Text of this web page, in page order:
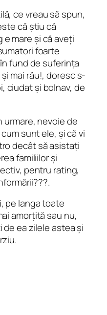
ce vreau să spun,
că știu că
mare și că aveți
foarte
fund de suferința
mai rău!, doresc s-
ciudat și bolnav, de
urmare, nevoie de
sunt ele, și că vi
decât să asistați
familiilor și
pentru rating,
pe langa toate
amorțită sau nu,
de ea zilele astea și